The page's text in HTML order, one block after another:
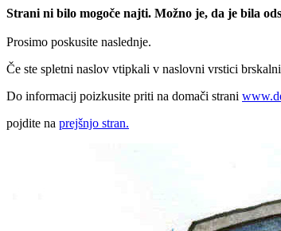
Strani ni bilo mogoče najti. Možno je, da je bila
Prosimo poskusite naslednje.
Če ste spletni naslov vtipkali v naslovni vrstici
Do informacij poizkusite priti na domači strani
pojdite na prejšnjo stran.